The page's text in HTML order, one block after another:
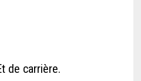
de carrière.